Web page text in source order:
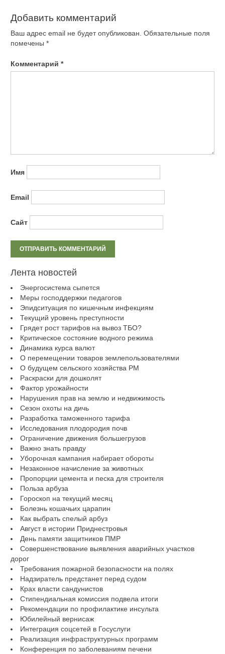
Добавить комментарий
Ваш адрес email не будет опубликован. Обязательные поля
помечены *
Комментарий *
Имя
Email
Сайт
Лента новостей
Энергосистема сыпется
Меры господдержки педагогов
Эпидситуация по кишечным инфекциям
Текущий уровень преступности
Грядет рост тарифов на вывоз ТБО?
Критическое состояние водного режима
Динамика курса валют
О перемещении товаров землепользователями
О будущем сельского хозяйства РМ
Раскраски для дошколят
Фактор урожайности
Нарушения прав на землю и недвижимость
Сезон охоты на дичь
Разработка таможенного тарифа
Исследования плодородия почв
Ограничение движения большегрузов
Важно знать правду
Уборочная кампания набирает обороты
Незаконное начисление за животных
Пропорции цемента и песка для строителя
Польза арбуза
Гороскоп на текущий месяц
Болезнь кошачьих царапин
Как выбрать спелый арбуз
Август в истории Приднестровья
День памяти защитников ПМР
Совершенствование выявления аварийных участков
дорог
Требования пожарной безопасности на полях
Надзиратель предстанет перед судом
Крах власти сандунистов
Стипендиальная комиссия подвела итоги
Рекомендации по профилактике инсульта
Юбилейный вернисаж
Интеграция соцсетей в Госуслуги
Реализация инфраструктурных программ
Конференция по заболеваниям печени